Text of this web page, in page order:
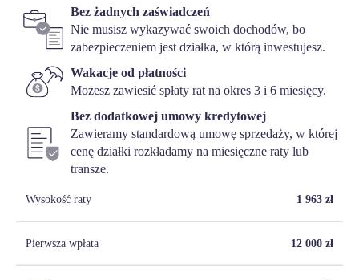
Bez żadnych zaświadczeń
Nie musisz wykazywać swoich dochodów, bo
zabezpieczeniem jest działka, w którą inwestujesz.
Wakacje od płatności
Możesz zawiesić spłaty rat na okres 3 i 6 miesięcy.
Bez dodatkowej umowy kredytowej
Zawieramy standardową umowę sprzedaży, w której
cenę działki rozkładamy na miesięczne raty lub
transze.
Wysokość raty 1 963 zł
Pierwsza wpłata 12 000 zł